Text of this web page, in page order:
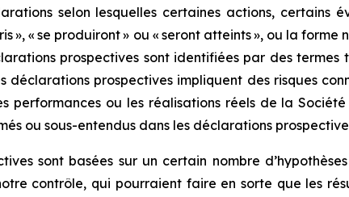
selon lesquelles certaines actions, certains
», « se produiront » ou « seront atteints », ou la
prospectives sont identifiées par des termes
déclarations prospectives impliquent des risques
performances ou les réalisations réels de la
ou sous-entendus dans les déclarations
sont basées sur un certain nombre
contrôle, qui pourraient faire en sorte que les